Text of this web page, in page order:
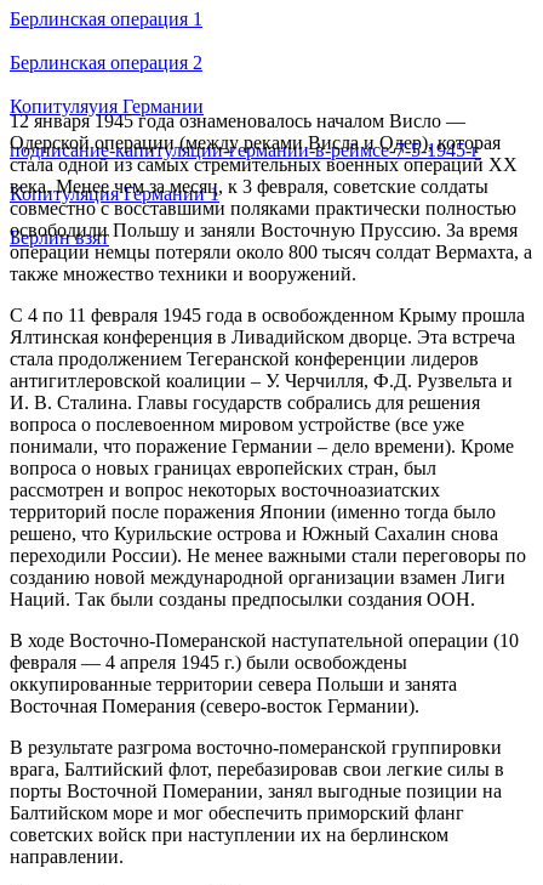
Берлинская операция 1
Берлинская операция 2
Копитуляуия Германии
подписание-капитуляции-германии-в-реймсе-7-5-1945-г
Копитуляция Германии 1
Берлин взят
12 января 1945 года ознаменовалось началом Висло —
Одерской операции (между реками Висла и Одер), которая
стала одной из самых стремительных военных операций XX
века. Менее чем за месяц, к 3 февраля, советские солдаты
совместно с восставшими поляками практически полностью
освободили Польшу и заняли Восточную Пруссию. За время
операции немцы потеряли около 800 тысяч солдат Вермахта, а
также множество техники и вооружений.
С 4 по 11 февраля 1945 года в освобожденном Крыму прошла
Ялтинская конференция в Ливадийском дворце. Эта встреча
стала продолжением Тегеранской конференции лидеров
антигитлеровской коалиции – У. Черчилля, Ф.Д. Рузвельта и
И. В. Сталина. Главы государств собрались для решения
вопроса о послевоенном мировом устройстве (все уже
понимали, что поражение Германии – дело времени). Кроме
вопроса о новых границах европейских стран, был
рассмотрен и вопрос некоторых восточноазиатских
территорий после поражения Японии (именно тогда было
решено, что Курильские острова и Южный Сахалин снова
переходили России). Не менее важными стали переговоры по
созданию новой международной организации взамен Лиги
Наций. Так были созданы предпосылки создания ООН.
В ходе Восточно-Померанской наступательной операции (10
февраля — 4 апреля 1945 г.) были освобождены
оккупированные территории севера Польши и занята
Восточная Померания (северо-восток Германии).
В результате разгрома восточно-померанской группировки
врага, Балтийский флот, перебазировав свои легкие силы в
порты Восточной Померании, занял выгодные позиции на
Балтийском море и мог обеспечить приморский фланг
советских войск при наступлении их на берлинском
направлении.